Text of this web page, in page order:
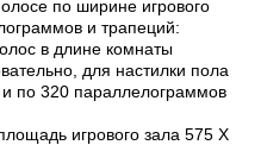
по ширине игрового
и трапеций:
в длине комнаты
для настилки пола
и по 320 параллелограммов
игрового зала 575 X